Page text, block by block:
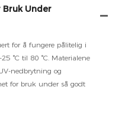
Bruk Under
for å fungere pålitelig i
°C til 80 °C. Materialene
nedbrytning og
for bruk under så godt